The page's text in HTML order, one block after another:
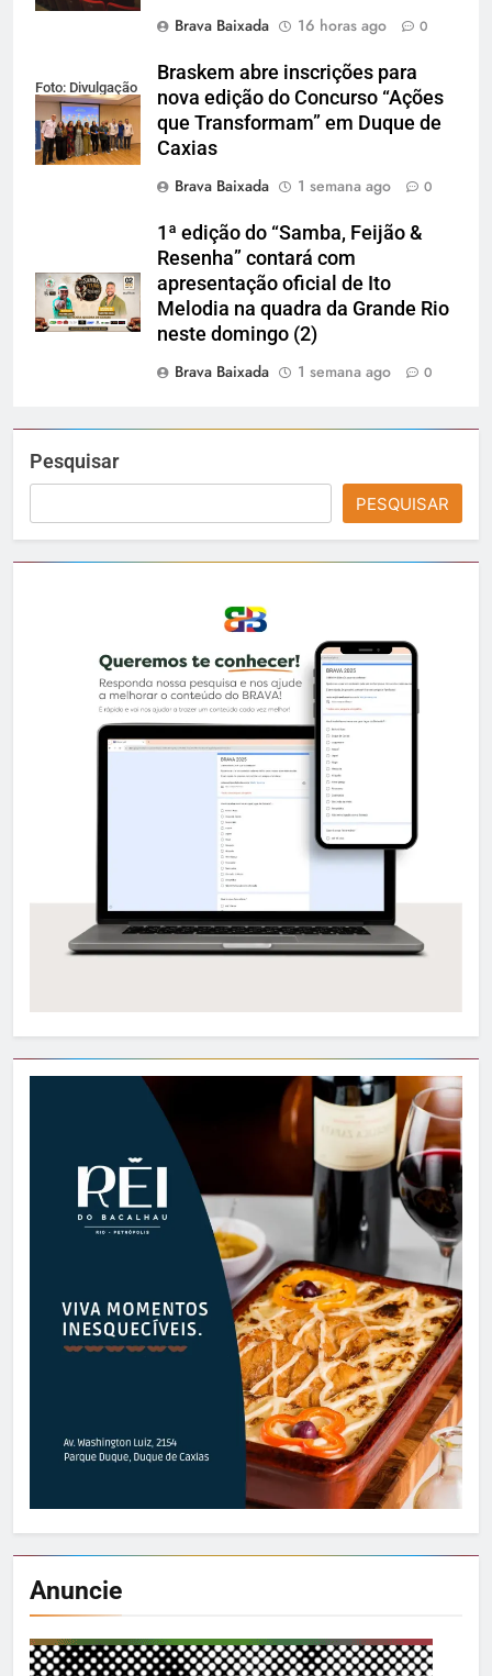
Brava Baixada
16 horas ago 0
Foto: Divulgação
Braskem abre inscrições para
nova edição do Concurso “Ações
que Transformam” em Duque de
Caxias
Brava Baixada
1 semana ago 0
1ª edição do “Samba, Feijão &
Resenha” contará com
apresentação oficial de Ito
Melodia na quadra da Grande Rio
neste domingo (2)
Brava Baixada
1 semana ago 0
Pesquisar
PESQUISAR
Anuncie